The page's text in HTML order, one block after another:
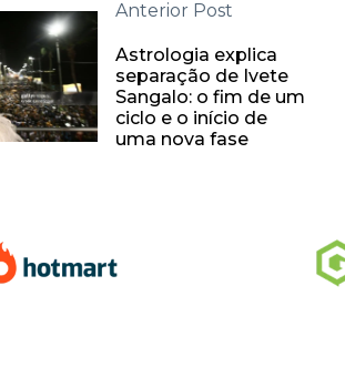
Anterior Post
Astrologia explica
separação de Ivete
Sangalo: o fim de um
ciclo e o início de
uma nova fase